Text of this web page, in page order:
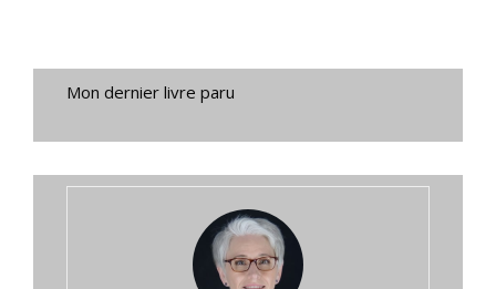
Mon dernier livre paru